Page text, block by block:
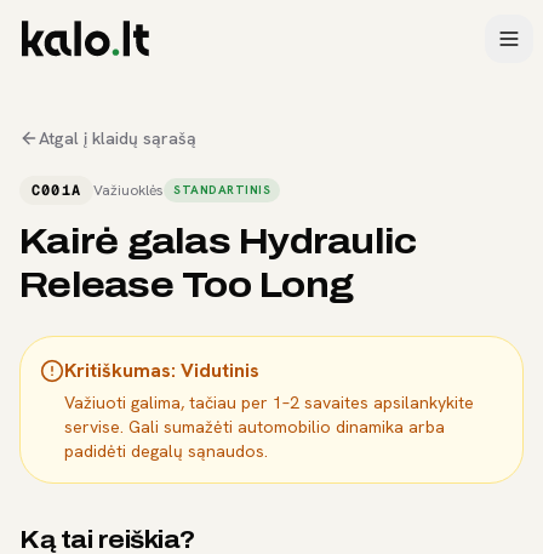
Atgal į klaidų sąrašą
C001A Važiuoklės STANDARTINIS
Kairė galas Hydraulic
Release Too Long
Kritiškumas: Vidutinis
Važiuoti galima, tačiau per 1–2 savaites apsilankykite
servise. Gali sumažėti automobilio dinamika arba
padidėti degalų sąnaudos.
Ką tai reiškia?